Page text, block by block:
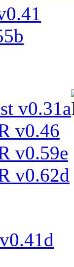
v0.31a
v0.46
v0.59e
v0.62d